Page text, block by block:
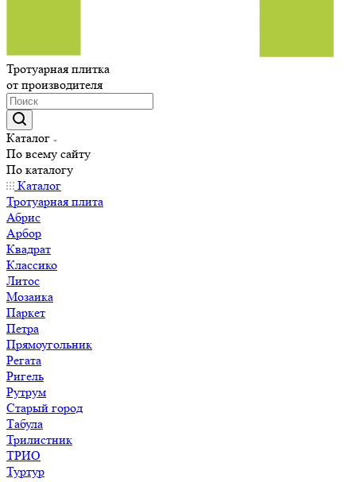
Тротуарная плитка
от производителя
Каталог
По всему сайту
По каталогу
Каталог
Тротуарная плита
Абрис
Арбор
Квадрат
Классико
Литос
Мозаика
Паркет
Петра
Прямоугольник
Регата
Ригель
Рутрум
Старый город
Табула
Трилистник
ТРИО
Туртур